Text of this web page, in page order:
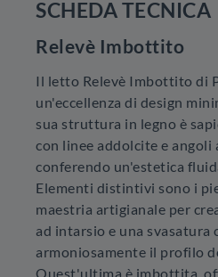
SCHEDA TECNICA
Relevè Imbottito
Il letto Relevè Imbottito di
un'eccellenza di design
sua struttura in legno è
con linee addolcite e
conferendo un'estetica
Elementi distintivi sono i
maestria artigianale per
ad intarsio e una svasatura
armoniosamente il profilo
Quest'ultima è imbottita,